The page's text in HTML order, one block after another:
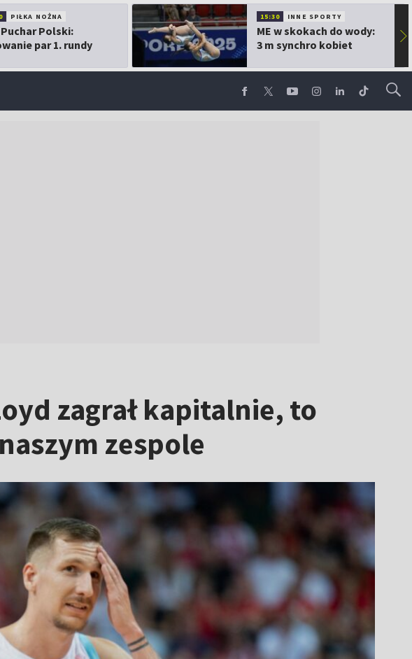
PIŁKA NOŻNA
Puchar Polski:
par 1. rundy
15:30 INNE SPORTY
ME w skokach do wody:
3 m synchro kobiet
▶
zagrał kapitalnie, to
zespole